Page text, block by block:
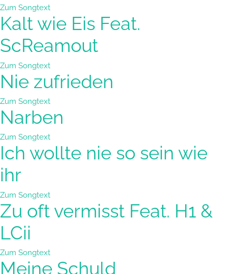
Zum Songtext
Kalt wie Eis Feat.
ScReamout
Zum Songtext
Nie zufrieden
Zum Songtext
Narben
Zum Songtext
Ich wollte nie so sein wie
ihr
Zum Songtext
Zu oft vermisst Feat. H1 &
LCii
Zum Songtext
Meine Schuld